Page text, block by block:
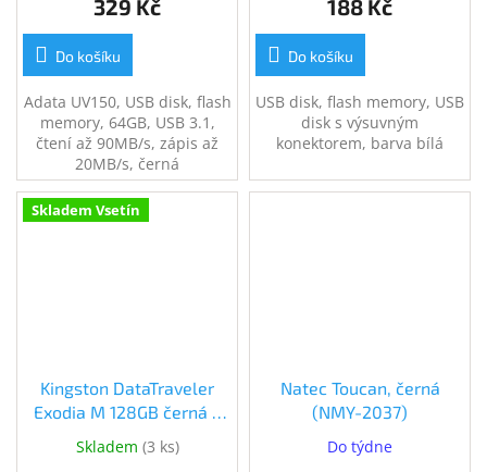
329 Kč
Do košíku
Adata UV150, USB disk, flash
memory, 64GB, USB 3.1,
čtení až 90MB/s, zápis až
20MB/s, černá
188 Kč
Do košíku
USB disk, flash memory, USB
disk s výsuvným
konektorem, barva bílá
Skladem Vsetín
Kingston DataTraveler
Exodia M 128GB černá +
Skladem (3 ks)
Natec Toucan, černá
(NMY-2037)
Do týdne